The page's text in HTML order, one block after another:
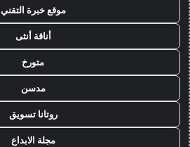
موقع خبرة التقني
أناقة أنثى
متورخ
مدسن
روتانا تسويق
مجلة الابداع